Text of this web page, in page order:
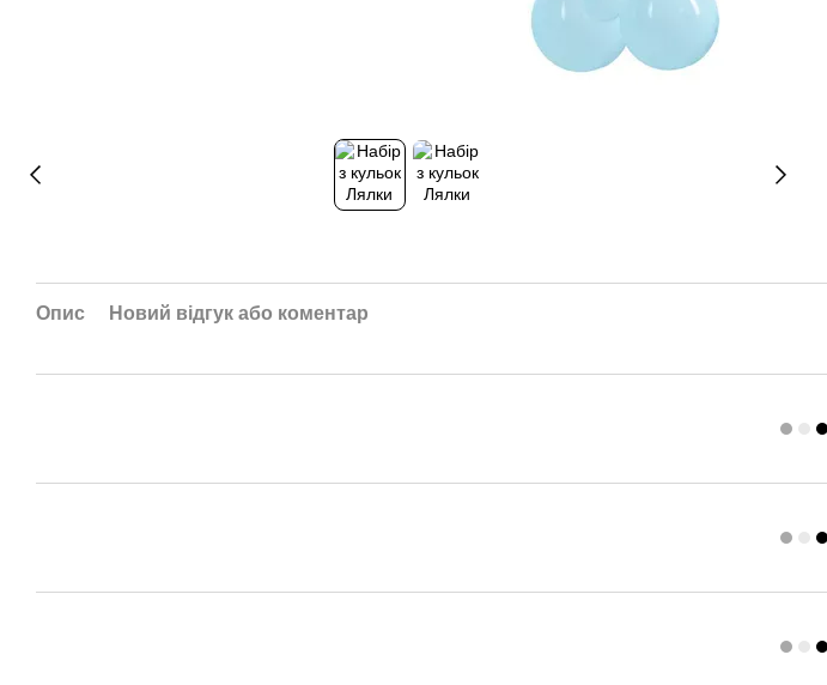
Опис Новий відгук або коментар